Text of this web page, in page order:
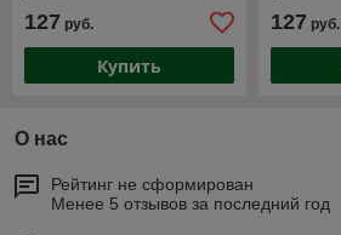
127 руб.
Купить
127 руб.
О нас
Рейтинг не сформирован
Менее 5 отзывов за последний год